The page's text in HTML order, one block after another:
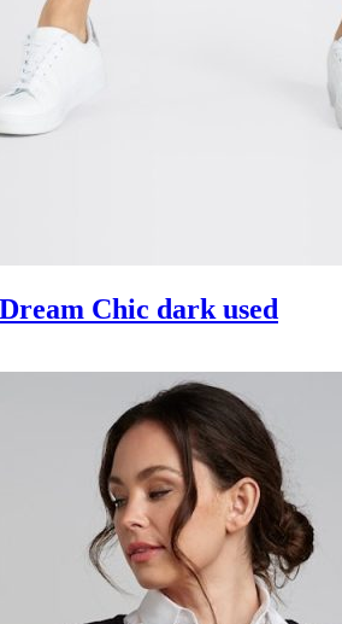
Chic dark used